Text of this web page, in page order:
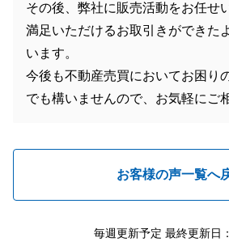
その後、弊社に販売活動をお任せ
満足いただけるお取引きができた
います。
今後も不動産売買においてお困り
でも構いませんので、お気軽にご
お客様の声一覧へ
毎週更新予定 最終更新日